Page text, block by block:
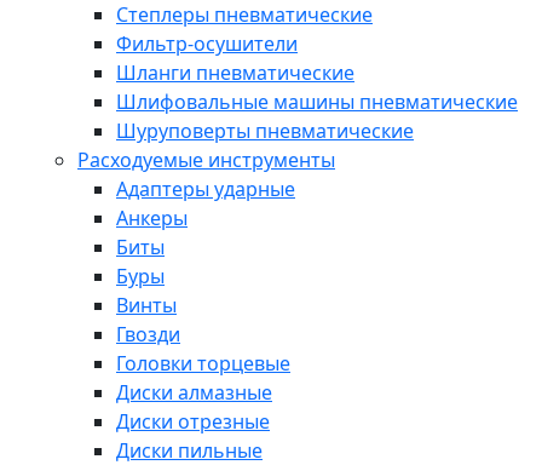
Степлеры пневматические
Фильтр-осушители
Шланги пневматические
Шлифовальные машины пневматические
Шуруповерты пневматические
Расходуемые инструменты
Адаптеры ударные
Анкеры
Биты
Буры
Винты
Гвозди
Головки торцевые
Диски алмазные
Диски отрезные
Диски пильные